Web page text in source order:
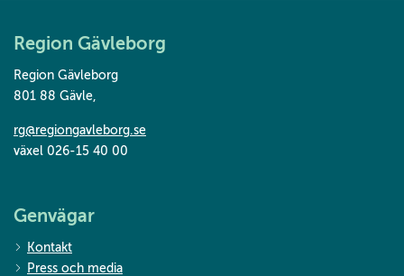
Region Gävleborg
Region Gävleborg
801 88 Gävle,
rg@regiongavleborg.se
växel 026-15 40 00
Genvägar
Kontakt
Press och media